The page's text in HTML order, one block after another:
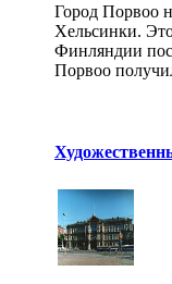
Город Порвоо
Хельсинки.
Финляндии
Порвоо